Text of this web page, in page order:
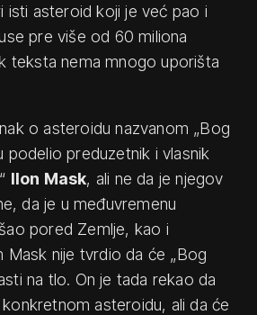
isti asteroid koji je već pao i
pre više od 60 miliona
teksta nema mnogo uporišta
o asteroidu nazvanom „Bog
podelio preduzetnik i vlasnik
Ilon Mask, ali ne da je njegov
da je u međuvremenu
pored Zemlje, kao i
Mask nije tvrdio da će „Bog
na tlo. On je tada rekao da
asteroidu, ali da će